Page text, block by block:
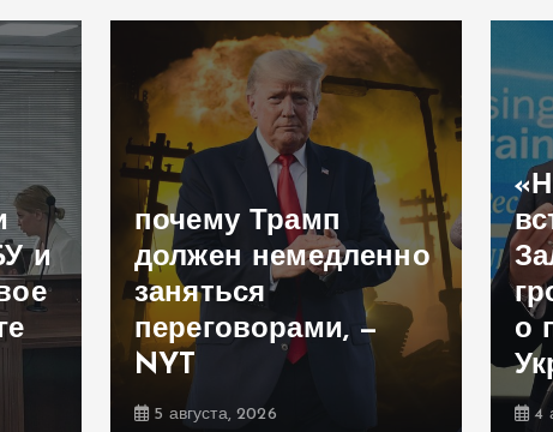
и
почему Трамп
должен немедленно
заняться
переговорами, —
NYT
5 августа, 2026
о
4